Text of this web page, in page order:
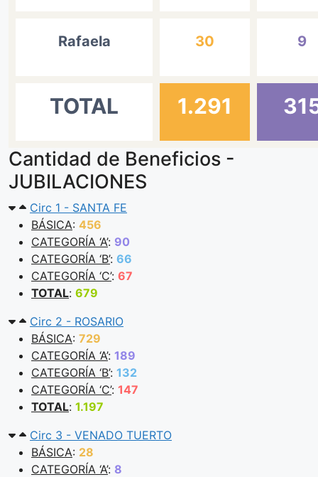
Rafaela 30 9
TOTAL 1.291
Cantidad de Beneficios -
JUBILACIONES
Circ 1 - SANTA FE
BÁSICA: 456
CATEGORÍA ‘A’: 90
CATEGORÍA ‘B’: 66
CATEGORÍA ‘C’: 67
TOTAL: 679
Circ 2 - ROSARIO
BÁSICA: 729
CATEGORÍA ‘A’: 189
CATEGORÍA ‘B’: 132
CATEGORÍA ‘C’: 147
TOTAL: 1.197
Circ 3 - VENADO TUERTO
BÁSICA: 28
CATEGORÍA ‘A’: 8